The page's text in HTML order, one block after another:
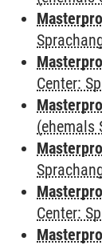
Center:
(ehemals
Center: